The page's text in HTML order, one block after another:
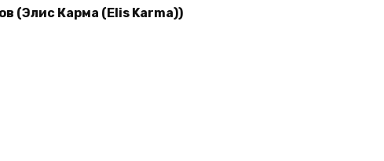
(Элис Карма (Elis Karma))